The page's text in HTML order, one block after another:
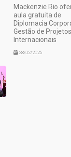
Mackenzie Rio
aula gratuita de
Diplomacia
Gestão de Projetos
Internacionais
28/02/2025